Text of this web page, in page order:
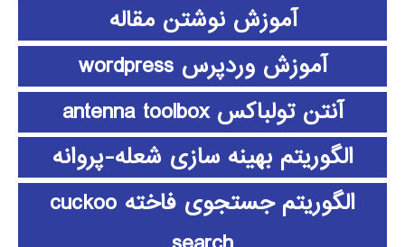
آموزش نوشتن مقاله
آموزش وردپرس wordpress
آنتن تولباکس antenna toolbox
الگوریتم بهینه سازی شعله-پروانه
الگوریتم جستجوی فاخته cuckoo